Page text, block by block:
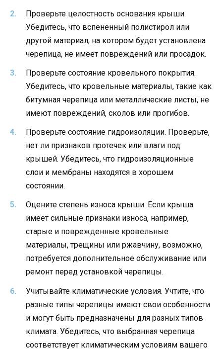
Проверьте целостность основания крыши.
Убедитесь, что вспененный полистирол или
другой материал, на котором будет установлена
черепица, не имеет повреждений или просадок.
Проверьте состояние кровельного покрытия.
Убедитесь, что кровельные материалы, такие как
битумная черепица или металлические листы, не
имеют повреждений, сколов или прогибов.
Проверьте состояние гидроизоляции. Проверьте,
нет ли признаков протечек или влаги под
крышей. Убедитесь, что гидроизоляционные
слои и мембраны находятся в хорошем
состоянии.
Оцените степень износа крыши. Если крыша
имеет сильные признаки износа, например,
старые и поврежденные кровельные
материалы, трещины или ржавчину, возможно,
потребуется дополнительное обслуживание или
ремонт перед установкой черепицы.
Учитывайте климатические условия. Учтите, что
разные типы черепицы имеют свои особенности
и могут быть предназначены для разных типов
климата. Убедитесь, что выбранная черепица
соответствует климатическим условиям вашего